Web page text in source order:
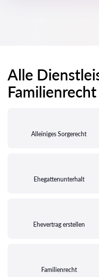
Alle
Familienrecht
Alleiniges Sorgerecht
Ehegattenunterhalt
Ehevertrag erstellen
Familienrecht